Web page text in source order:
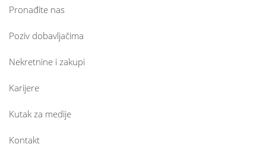
Pronađite nas
Poziv dobavljačima
Nekretnine i zakupi
Karijere
Kutak za medije
Kontakt